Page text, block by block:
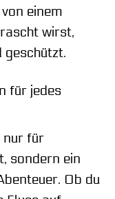
einem
wirst,
geschützt.
für jedes
nur für
sondern ein
Ob du